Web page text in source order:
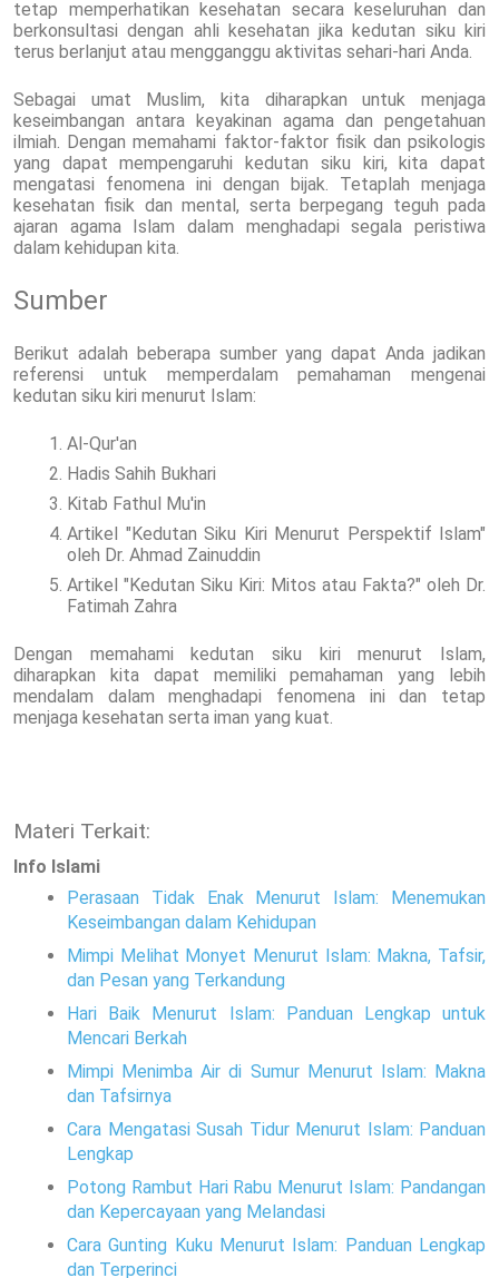
tetap memperhatikan kesehatan secara keseluruhan dan
berkonsultasi dengan ahli kesehatan jika kedutan siku kiri
terus berlanjut atau mengganggu aktivitas sehari-hari Anda.
Sebagai umat Muslim, kita diharapkan untuk menjaga
keseimbangan antara keyakinan agama dan pengetahuan
ilmiah. Dengan memahami faktor-faktor fisik dan psikologis
yang dapat mempengaruhi kedutan siku kiri, kita dapat
mengatasi fenomena ini dengan bijak. Tetaplah menjaga
kesehatan fisik dan mental, serta berpegang teguh pada
ajaran agama Islam dalam menghadapi segala peristiwa
dalam kehidupan kita.
Sumber
Berikut adalah beberapa sumber yang dapat Anda jadikan
referensi untuk memperdalam pemahaman mengenai
kedutan siku kiri menurut Islam:
Al-Qur'an
Hadis Sahih Bukhari
Kitab Fathul Mu'in
Artikel "Kedutan Siku Kiri Menurut Perspektif Islam"
oleh Dr. Ahmad Zainuddin
Artikel "Kedutan Siku Kiri: Mitos atau Fakta?" oleh Dr.
Fatimah Zahra
Dengan memahami kedutan siku kiri menurut Islam,
diharapkan kita dapat memiliki pemahaman yang lebih
mendalam dalam menghadapi fenomena ini dan tetap
menjaga kesehatan serta iman yang kuat.
Materi Terkait:
Info Islami
Perasaan Tidak Enak Menurut Islam: Menemukan
Keseimbangan dalam Kehidupan
Mimpi Melihat Monyet Menurut Islam: Makna, Tafsir,
dan Pesan yang Terkandung
Hari Baik Menurut Islam: Panduan Lengkap untuk
Mencari Berkah
Mimpi Menimba Air di Sumur Menurut Islam: Makna
dan Tafsirnya
Cara Mengatasi Susah Tidur Menurut Islam: Panduan
Lengkap
Potong Rambut Hari Rabu Menurut Islam: Pandangan
dan Kepercayaan yang Melandasi
Cara Gunting Kuku Menurut Islam: Panduan Lengkap
dan Terperinci